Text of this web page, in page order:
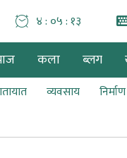
४ : ०५ : १४
कला ब्लग
व्यवसाय